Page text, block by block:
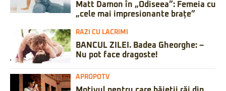
Matt Damon în „Odiseea”: Femeia cu
„cele mai impresionante brațe”
RAZI CU LACRIMI
BANCUL ZILEI. Badea Gheorghe: –
Nu pot face dragoste!
APROPOTV